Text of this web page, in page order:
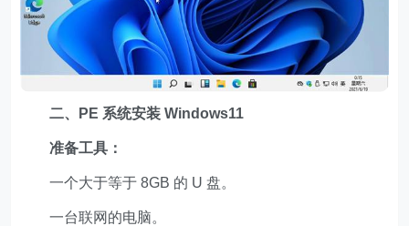
二、PE 系统安装 Windows11
准备工具：
一个大于等于 8GB 的 U 盘。
一台联网的电脑。